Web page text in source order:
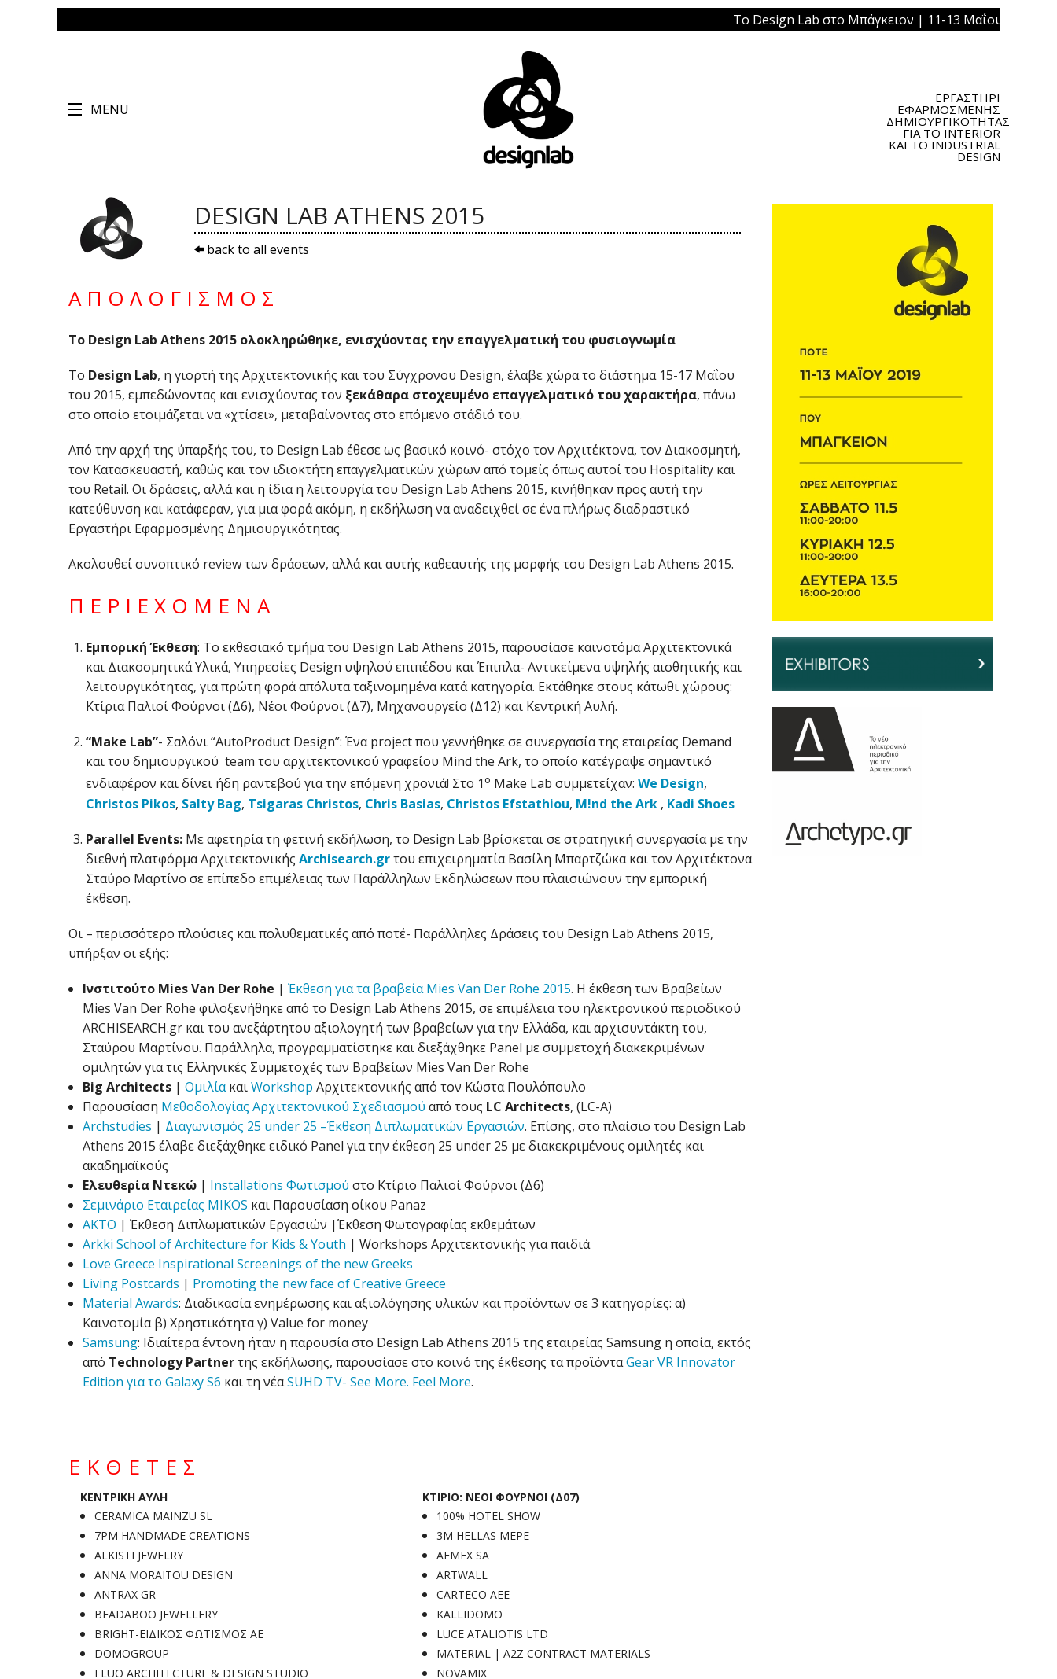
Το Design Lab στο Μπάγκειον | 11-13 Μαΐου 2019 | Πλατεία
MENU
ΕΡΓΑΣΤΗΡΙ
ΕΦΑΡΜΟΣΜΕΝΗΣ
ΔΗΜΙΟΥΡΓΙΚΟΤΗΤΑΣ
ΓΙΑ ΤΟ INTERIOR
ΚΑΙ ΤΟ INDUSTRIAL
DESIGN
DESIGN LAB ATHENS 2015
back to all events
Α Π Ο Λ Ο Γ Ι Σ Μ Ο Σ
Το Design Lab Athens 2015 ολοκληρώθηκε, ενισχύοντας την επαγγελματική του φυσιογνωμία
Το Design Lab, η γιορτή της Αρχιτεκτονικής και του Σύγχρονου Design, έλαβε χώρα το διάστημα 15-17 Μαΐου
του 2015, εμπεδώνοντας και ενισχύοντας τον ξεκάθαρα στοχευμένο επαγγελματικό του χαρακτήρα, πάνω
στο οποίο ετοιμάζεται να «χτίσει», μεταβαίνοντας στο επόμενο στάδιό του.
Από την αρχή της ύπαρξής του, το Design Lab έθεσε ως βασικό κοινό- στόχο τον Αρχιτέκτονα, τον Διακοσμητή,
τον Κατασκευαστή, καθώς και τον ιδιοκτήτη επαγγελματικών χώρων από τομείς όπως αυτοί του Hospitality και
του Retail. Οι δράσεις, αλλά και η ίδια η λειτουργία του Design Lab Athens 2015, κινήθηκαν προς αυτή την
κατεύθυνση και κατάφεραν, για μια φορά ακόμη, η εκδήλωση να αναδειχθεί σε ένα πλήρως διαδραστικό
Εργαστήρι Εφαρμοσμένης Δημιουργικότητας.
Ακολουθεί συνοπτικό review των δράσεων, αλλά και αυτής καθεαυτής της μορφής του Design Lab Athens 2015.
Π Ε Ρ Ι Ε Χ Ο Μ Ε Ν Α
Εμπορική Έκθεση: Το εκθεσιακό τμήμα του Design Lab Athens 2015, παρουσίασε καινοτόμα Αρχιτεκτονικά
και Διακοσμητικά Υλικά, Υπηρεσίες Design υψηλού επιπέδου και Έπιπλα- Αντικείμενα υψηλής αισθητικής και
λειτουργικότητας, για πρώτη φορά απόλυτα ταξινομημένα κατά κατηγορία. Εκτάθηκε στους κάτωθι χώρους:
Κτίρια Παλιοί Φούρνοι (Δ6), Νέοι Φούρνοι (Δ7), Μηχανουργείο (Δ12) και Κεντρική Αυλή.
“Make Lab”- Σαλόνι “AutoProduct Design”: Ένα project που γεννήθηκε σε συνεργασία της εταιρείας Demand
και του δημιουργικού team τoυ αρχιτεκτονικού γραφείου Μind the Ark, το οποίο κατέγραψε σημαντικό
ενδιαφέρον και δίνει ήδη ραντεβού για την επόμενη χρονιά! Στο 1ο Make Lab συμμετείχαν:We Design,
Christos Pikos, Salty Bag, Tsigaras Christos, Chris Basias, Christos Efstathiou, M!nd the Ark , Kadi Shoes
Parallel Events: Με αφετηρία τη φετινή εκδήλωση, το Design Lab βρίσκεται σε στρατηγική συνεργασία με την
διεθνή πλατφόρμα ΑρχιτεκτονικήςArchisearch.grτου επιχειρηματία Βασίλη Μπαρτζώκα και τον Αρχιτέκτονα
Σταύρο Μαρτίνο σε επίπεδο επιμέλειας των Παράλληλων Εκδηλώσεων που πλαισιώνουν την εμπορική
έκθεση.
Οι – περισσότερο πλούσιες και πολυθεματικές από ποτέ- Παράλληλες Δράσεις του Design Lab Athens 2015,
υπήρξαν οι εξής:
Ινστιτούτο Mies Van Der Rohe | Έκθεση για τα βραβεία Mies Van Der Rohe 2015. Η έκθεση των Βραβείων
Mies Van Der Rohe φιλοξενήθηκε από το Design Lab Athens 2015, σε επιμέλεια του ηλεκτρονικού περιοδικού
ARCHISEARCH.gr και του ανεξάρτητου αξιολογητή των βραβείων για την Ελλάδα, και αρχισυντάκτη του,
Σταύρου Μαρτίνου. Παράλληλα, προγραμματίστηκε και διεξάχθηκε Panel με συμμετοχή διακεκριμένων
ομιλητών για τις Ελληνικές Συμμετοχές των Βραβείων Μies Van Der Rohe
Big Architects| ΟμιλίακαιWorkshop Αρχιτεκτονικής από τον Κώστα Πουλόπουλο
Παρουσίαση Μεθοδολογίας Αρχιτεκτονικού Σχεδιασμού από τους LC Architects, (LC-A)
Archstudies | Διαγωνισμός 25 under 25 –Έκθεση Διπλωματικών Εργασιών. Επίσης, στο πλαίσιο του Design Lab
Athens 2015 έλαβε διεξάχθηκε ειδικό Panel για την έκθεση 25 under 25 με διακεκριμένους ομιλητές και
ακαδημαϊκούς
Ελευθερία Ντεκώ| Ιnstallations Φωτισμού στο Κτίριο Παλιοί Φούρνοι (Δ6)
Σεμινάριο Εταιρείας MIKOS και Παρουσίαση οίκου Panaz
AKTO | Έκθεση Διπλωματικών Εργασιών |Έκθεση Φωτογραφίας εκθεμάτων
Arkki School of Architecture for Kids & Youth | Workshops Αρχιτεκτονικής για παιδιά
Love Greece Ιnspirational Screenings of the new Greeks
Living Postcards | Promoting the new face of Creative Greece
Material Awards: Διαδικασία ενημέρωσης και αξιολόγησης υλικών και προϊόντων σε 3 κατηγορίες: α)
Καινοτομία β) Χρηστικότητα γ) Value for money
Samsung: Ιδιαίτερα έντονη ήταν η παρουσία στο Design Lab Athens 2015 της εταιρείας Samsung η οποία, εκτός
από Technology Partnerτης εκδήλωσης, παρουσίασε στο κοινό της έκθεσης τα προϊόνταGear VR Innovator
Edition για το Galaxy S6 και τη νέαSUHD TV- See More. Feel More.
ΕΚΘΕΤΕΣ
ΚΕΝΤΡΙΚΗ ΑΥΛΗ
CERAMICA MAINZU SL
7PM HANDMADE CREATIONS
ALKISTI JEWELRY
ANNA MORAITOU DESIGN
ANTRAX GR
BEADABOO JEWELLERY
BRIGHT-ΕΙΔΙΚΟΣ ΦΩΤΙΣΜΟΣ ΑΕ
DOMOGROUP
FLUO ARCHITECTURE & DESIGN STUDIO
ΚΤΙΡΙΟ: ΝΕΟΙ ΦΟΥΡΝΟΙ (Δ07)
100% HOTEL SHOW
3M HELLAS MEPE
AEMEX SA
ARTWALL
CARTECO ΑΕΕ
KALLIDOMO
LUCE ATALIOTIS LTD
MATERIAL | A2Z CONTRACT MATERIALS
NOVAMIX